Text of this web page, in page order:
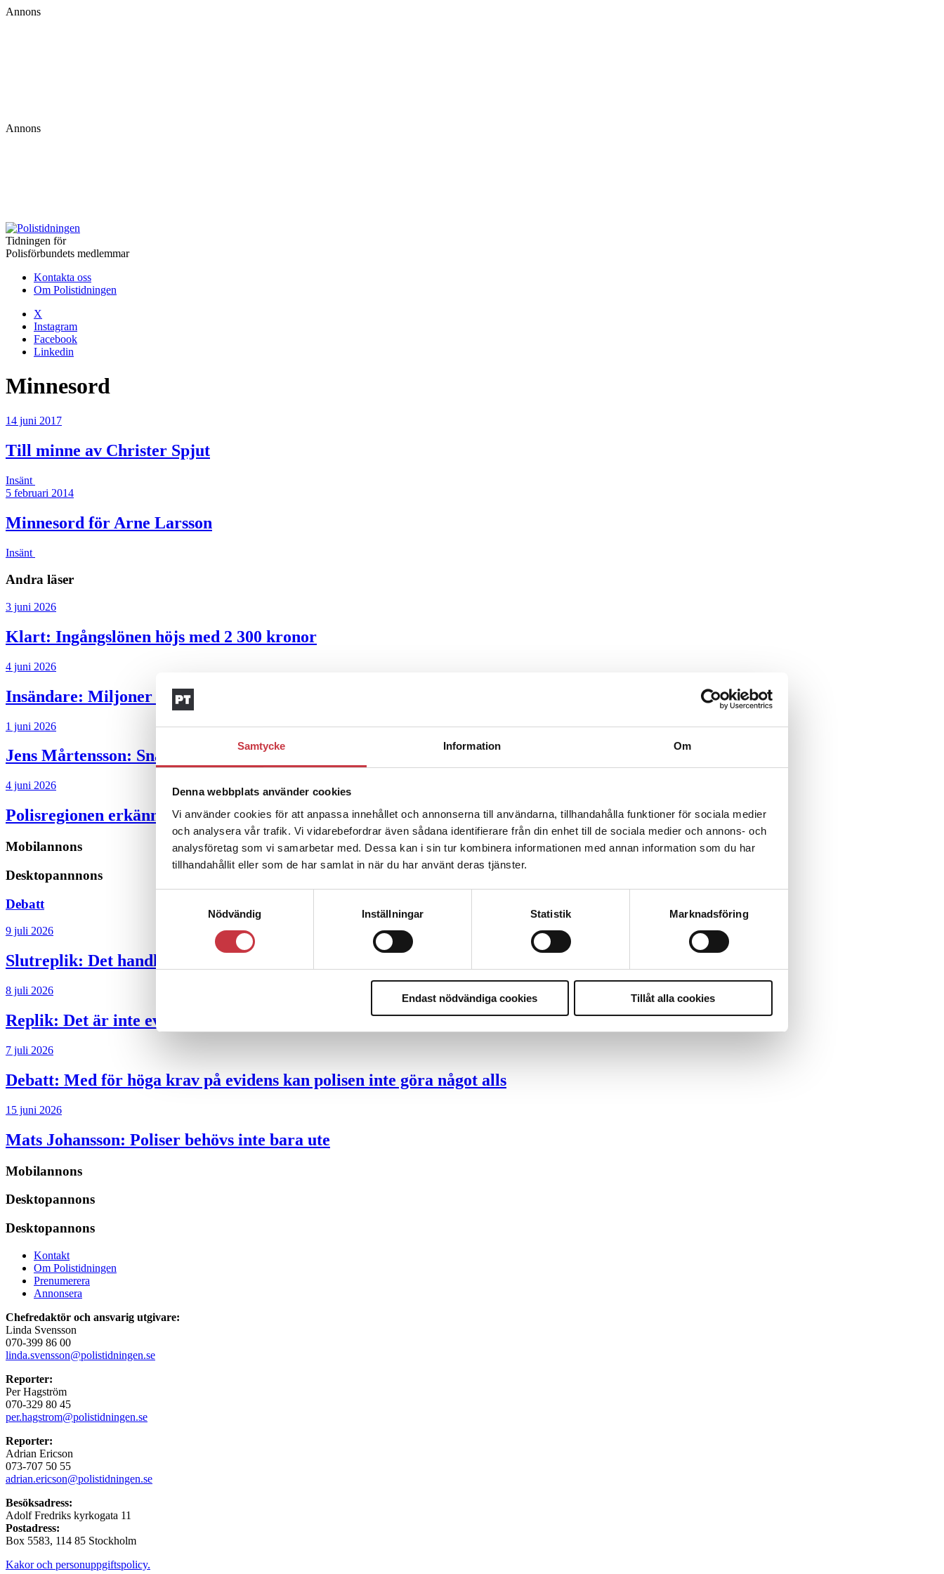
Samtycke Information Om
Denna webbplats använder cookies
Vi använder cookies för att anpassa innehållet och annonserna till användarna, tillhandahålla funktioner för sociala medier
och analysera vår trafik. Vi vidarebefordrar även sådana identifierare från din enhet till de sociala medier och annons- och
analysföretag som vi samarbetar med. Dessa kan i sin tur kombinera informationen med annan information som du har
tillhandahållit eller som de har samlat in när du har använt deras tjänster.
Nödvändig
Inställningar Statistik Marknadsföring
Endast nödvändiga cookies Tillåt alla cookies
Annons
Annons
Tidningen för
Polisförbundets medlemmar
Kontakta oss
Om Polistidningen
X
Instagram
Facebook
Linkedin
Minnesord
14 juni 2017
Till minne av Christer Spjut
Insänt
5 februari 2014
Minnesord för Arne Larsson
Insänt
Andra läser
3 juni 2026
Klart: Ingångslönen höjs med 2 300 kronor
4 juni 2026
Insändare: Miljoner i sjön – polisaspiranter underkänns på godtyckliga grunder
1 juni 2026
Jens Mårtensson: Snart 20 år i tjänst – nu ska han lära sig grunderna
4 juni 2026
Polisregionen erkänner fel: ”Kommer att rättas till”
Mobilannons
Desktopannnons
Debatt
9 juli 2026
Slutreplik: Det handlar om kunskapsstyrning – inte om forskarnas motiv
8 juli 2026
Replik: Det är inte evidenskrav som bakbinder polisen
7 juli 2026
Debatt: Med för höga krav på evidens kan polisen inte göra något alls
15 juni 2026
Mats Johansson: Poliser behövs inte bara ute
Mobilannons
Desktopannons
Desktopannons
Kontakt
Om Polistidningen
Prenumerera
Annonsera
Chefredaktör och ansvarig utgivare:
Linda Svensson
070-399 86 00
linda.svensson@polistidningen.se
Reporter:
Per Hagström
070-329 80 45
per.hagstrom@polistidningen.se
Reporter:
Adrian Ericson
073-707 50 55
adrian.ericson@polistidningen.se
Besöksadress:
Adolf Fredriks kyrkogata 11
Postadress:
Box 5583, 114 85 Stockholm
Kakor och personuppgiftspolicy.